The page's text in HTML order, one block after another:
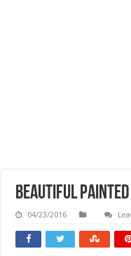
Beautiful Painted
04/23/2016